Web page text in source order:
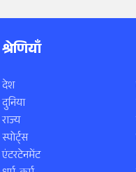
श्रेणियाँ
देश
दुनिया
राज्य
स्पोर्ट्स
एंटरटेनमेंट